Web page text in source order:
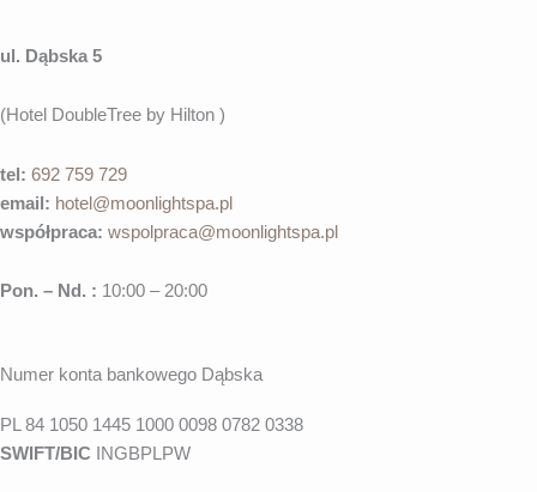
ul. Dąbska 5
(Hotel DoubleTree by Hilton )
tel: 692 759 729
email: hotel@moonlightspa.pl
współpraca: wspolpraca@moonlightspa.pl
Pon. – Nd. : 10:00 – 20:00
Numer konta bankowego Dąbska
PL 84 1050 1445 1000 0098 0782 0338
SWIFT/BIC
INGBPLPW